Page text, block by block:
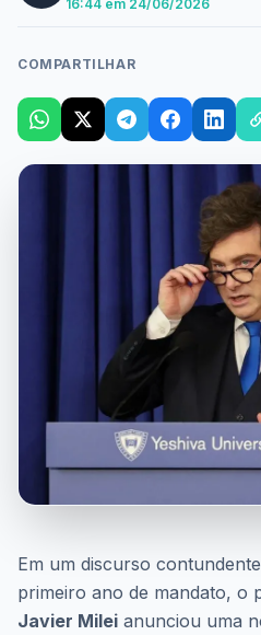
16:44 em 24/06/2026
COMPARTILHAR
Em um discurso
primeiro ano de mandato, o
Javier Milei anunciou uma